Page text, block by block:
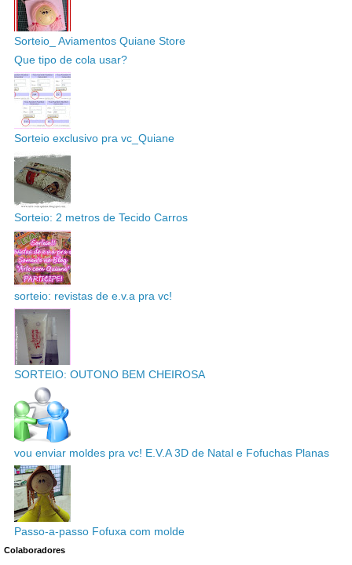
Sorteio_ Aviamentos Quiane Store
Que tipo de cola usar?
Sorteio exclusivo pra vc_Quiane
Sorteio: 2 metros de Tecido Carros
sorteio: revistas de e.v.a pra vc!
SORTEIO: OUTONO BEM CHEIROSA
vou enviar moldes pra vc! E.V.A 3D de Natal e Fofuchas Planas
Passo-a-passo Fofuxa com molde
Colaboradores